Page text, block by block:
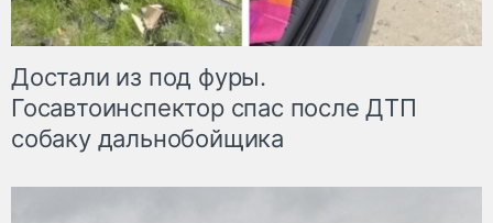
Достали из под фуры.
Госавтоинспектор спас после ДТП
собаку дальнобойщика